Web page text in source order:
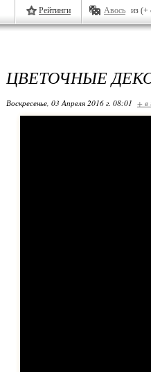
Рейтинги Авось из (+
ЦВЕТОЧНЫЕ
Воскресенье, 03 Апреля 2016 г. 08:01 + в